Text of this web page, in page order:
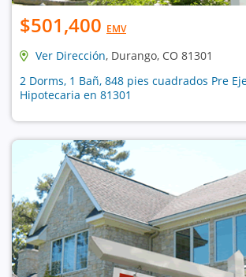
$501,400 EMV
Ver Dirección, Durango, CO 81301
2 Dorms, 1 Bañ, 848 pies cuadrados Pre
Hipotecaria en 81301